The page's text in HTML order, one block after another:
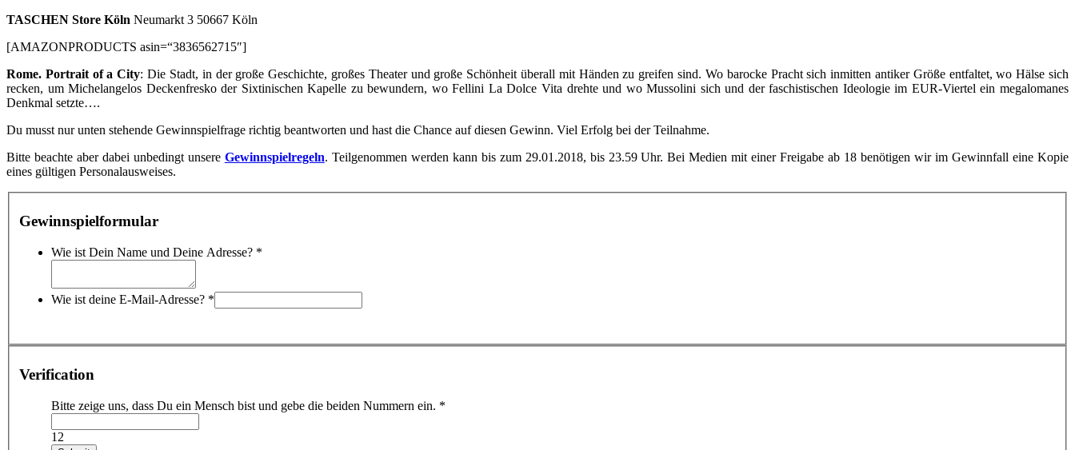
TASCHEN Store Köln Neumarkt 3 50667 Köln
[AMAZONPRODUCTS asin=“3836562715″]
Rome. Portrait of a City: Die Stadt, in der große Geschichte, großes Theater und große Schönheit überall mit Händen zu greifen sind. Wo barocke Pracht sich inmitten antiker Größe entfaltet, wo Hälse sich
recken, um Michelangelos Deckenfresko der Sixtinischen Kapelle zu bewundern, wo Fellini La Dolce Vita drehte und wo Mussolini sich und der faschistischen Ideologie im EUR-Viertel ein megalomanes
Denkmal setzte….
Du musst nur unten stehende Gewinnspielfrage richtig beantworten und hast die Chance auf diesen Gewinn. Viel Erfolg bei der Teilnahme.
Bitte beachte aber dabei unbedingt unsere Gewinnspielregeln. Teilgenommen werden kann bis zum 29.01.2018, bis 23.59 Uhr. Bei Medien mit einer Freigabe ab 18 benötigen wir im Gewinnfall eine Kopie
eines gültigen Personalausweises.
Gewinnspielformular
Wie ist Dein Name und Deine Adresse? *
Wie ist deine E-Mail-Adresse? *
Verification
Bitte zeige uns, dass Du ein Mensch bist und gebe die beiden Nummern ein. *
12